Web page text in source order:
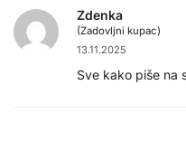
Zdenka
(Zadovljni kupac)
13.11.2025
Sve kako piše na